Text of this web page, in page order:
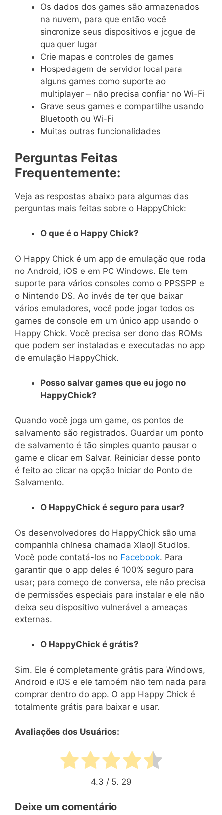
Os dados dos games são armazenados
na nuvem, para que então você
sincronize seus dispositivos e jogue de
qualquer lugar
Crie mapas e controles de games
Hospedagem de servidor local para
alguns games como suporte ao
multiplayer – não precisa confiar no Wi-Fi
Grave seus games e compartilhe usando
Bluetooth ou Wi-Fi
Muitas outras funcionalidades
Perguntas Feitas
Frequentemente:
Veja as respostas abaixo para algumas das
perguntas mais feitas sobre o HappyChick:
O que é o Happy Chick?
O Happy Chick é um app de emulação que roda
no Android, iOS e em PC Windows. Ele tem
suporte para vários consoles como o PPSSPP e
o Nintendo DS. Ao invés de ter que baixar
vários emuladores, você pode jogar todos os
games de console em um único app usando o
Happy Chick. Você precisa ser dono das ROMs
que podem ser instaladas e executadas no app
de emulação HappyChick.
Posso salvar games que eu jogo no
HappyChick?
Quando você joga um game, os pontos de
salvamento são registrados. Guardar um ponto
de salvamento é tão simples quanto pausar o
game e clicar em Salvar. Reiniciar desse ponto
é feito ao clicar na opção Iniciar do Ponto de
Salvamento.
O HappyChick é seguro para usar?
Os desenvolvedores do HappyChick são uma
companhia chinesa chamada Xiaoji Studios.
Você pode contatá-los no Facebook. Para
garantir que o app deles é 100% seguro para
usar; para começo de conversa, ele não precisa
de permissões especiais para instalar e ele não
deixa seu dispositivo vulnerável a ameaças
externas.
O HappyChick é grátis?
Sim. Ele é completamente grátis para Windows,
Android e iOS e ele também não tem nada para
comprar dentro do app. O app Happy Chick é
totalmente grátis para baixar e usar.
Avaliações dos Usuários:
4.3 / 5. 29
Deixe um comentário